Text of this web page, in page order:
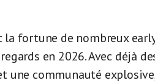
fortune de nombreux
en 2026. Avec déjà
une communauté